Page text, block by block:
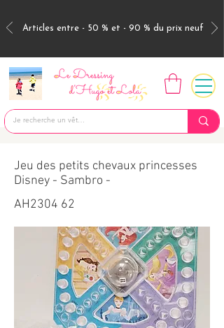
Articles entre - 50 % et - 90 % du prix neuf
Jeu des petits chevaux princesses
Disney - Sambro -
AH2304 62